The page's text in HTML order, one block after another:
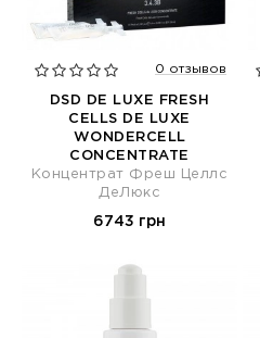
0 отзывов
DSD DE LUXE FRESH
CELLS DE LUXE
WONDERCELL
CONCENTRATE
Концентрат Фреш Целлс
ДеЛюкс
6743 грн